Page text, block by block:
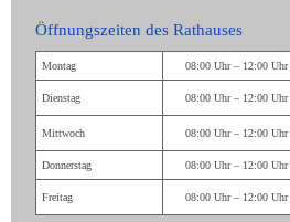
Öffnungszeiten des Rathauses
Montag 08:00 Uhr – 12:00 Uhr
Dienstag 08:00 Uhr – 12:00 Uhr
Mittwoch 08:00 Uhr – 12:00 Uhr
Donnerstag 08:00 Uhr – 12:00 Uhr
Freitag 08:00 Uhr – 12:00 Uhr